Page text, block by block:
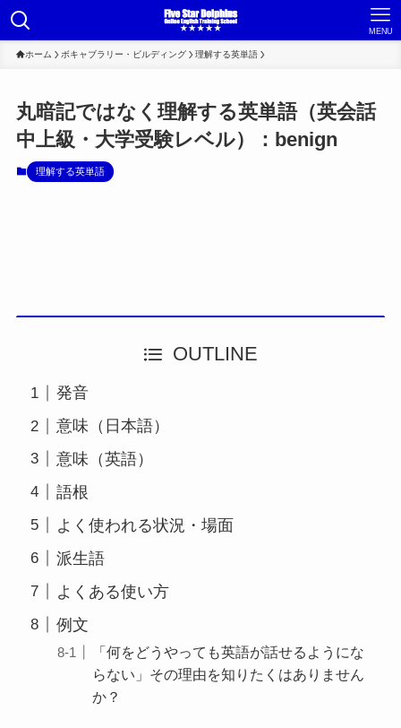
MENU
ホーム ボキャブラリー・ビルディング 理解する英単語
丸暗記ではなく理解する英単語（英会話
中上級・大学受験レベル）：benign
理解する英単語
OUTLINE
発音
意味（日本語）
意味（英語）
語根
よく使われる状況・場面
派生語
よくある使い方
例文
「何をどうやっても英語が話せるようにな
らない」その理由を知りたくはありません
か？